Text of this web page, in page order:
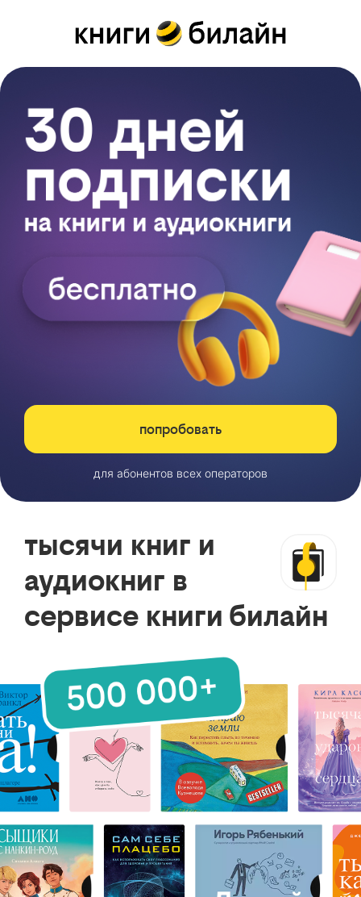
попробовать
для абонентов всех операторов
тысячи книг и
аудиокниг в
сервисе книги билайн